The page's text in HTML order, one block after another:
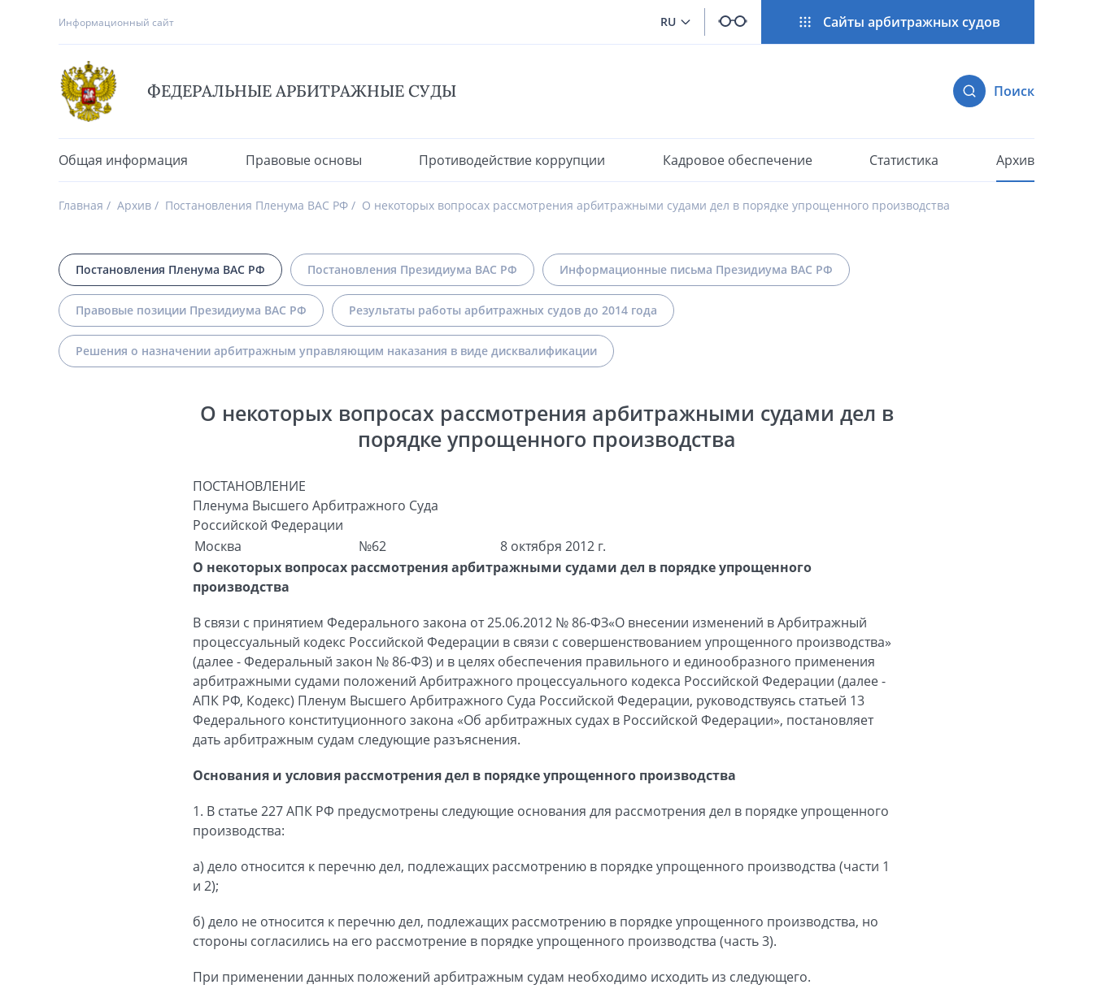
Информационный сайт RU Сайты арбитражных судов
ФЕДЕРАЛЬНЫЕ АРБИТРАЖНЫЕ СУДЫ Поиск
Общая информация Правовые основы Противодействие коррупции Кадровое обеспечение Статистика Архив
Главная Архив Постановления Пленума ВАС РФ О некоторых вопросах рассмотрения арбитражными судами дел в порядке упрощенного производства
Постановления Пленума ВАС РФ Постановления Президиума ВАС РФ Информационные письма Президиума ВАС РФ
Правовые позиции Президиума ВАС РФ Результаты работы арбитражных судов до 2014 года
Решения о назначении арбитражным управляющим наказания в виде дисквалификации
О некоторых вопросах рассмотрения арбитражными судами дел в
порядке упрощенного производства
ПОСТАНОВЛЕНИЕ
Пленума Высшего Арбитражного Суда
Российской Федерации
Москва
№62
8 октября 2012 г.
О некоторых вопросах рассмотрения арбитражными судами дел в порядке упрощенного
производства
В связи с принятием Федерального закона от 25.06.2012 № 86-ФЗ«О внесении изменений в Арбитражный
процессуальный кодекс Российской Федерации в связи с совершенствованием упрощенного производства»
(далее - Федеральный закон № 86-ФЗ) и в целях обеспечения правильного и единообразного применения
арбитражными судами положений Арбитражного процессуального кодекса Российской Федерации (далее -
АПК РФ, Кодекс) Пленум Высшего Арбитражного Суда Российской Федерации, руководствуясь статьей 13
Федерального конституционного закона «Об арбитражных судах в Российской Федерации», постановляет
дать арбитражным судам следующие разъяснения.
Основания и условия рассмотрения дел в порядке упрощенного производства
1. В статье 227 АПК РФ предусмотрены следующие основания для рассмотрения дел в порядке упрощенного
производства:
а) дело относится к перечню дел, подлежащих рассмотрению в порядке упрощенного производства (части 1
и 2);
б) дело не относится к перечню дел, подлежащих рассмотрению в порядке упрощенного производства, но
стороны согласились на его рассмотрение в порядке упрощенного производства (часть 3).
При применении данных положений арбитражным судам необходимо исходить из следующего.